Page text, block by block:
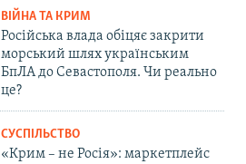
ВІЙНА ТА КРИМ
Російська влада обіцяє закрити
морський шлях українським
БпЛА до Севастополя. Чи реально
це?
СУСПІЛЬСТВО
«Крим – не Росія»: маркетплейс